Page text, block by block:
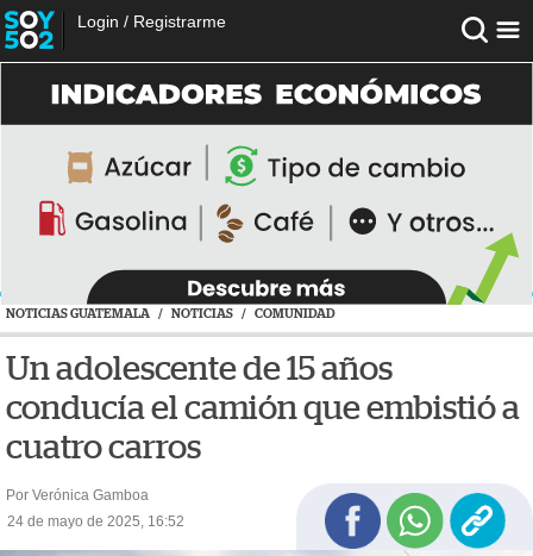
Login / Registrarme
NOTICIAS GUATEMALA / NOTICIAS / COMUNIDAD
Un adolescente de 15 años
conducía el camión que embistió a
cuatro carros
Por Verónica Gamboa
24 de mayo de 2025, 16:52